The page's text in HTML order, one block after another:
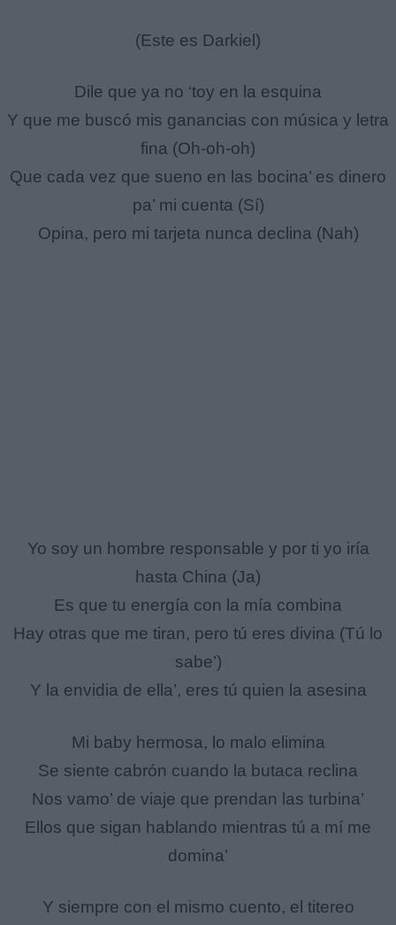
(Este es Darkiel)
Dile que ya no ‘toy en la esquina
Y que me buscó mis ganancias con música y letra
fina (Oh-oh-oh)
Que cada vez que sueno en las bocina’ es dinero
pa’ mi cuenta (Sí)
Opina, pero mi tarjeta nunca declina (Nah)
Yo soy un hombre responsable y por ti yo iría
hasta China (Ja)
Es que tu energía con la mía combina
Hay otras que me tiran, pero tú eres divina (Tú lo
sabe’)
Y la envidia de ella’, eres tú quien la asesina
Mi baby hermosa, lo malo elimina
Se siente cabrón cuando la butaca reclina
Nos vamo’ de viaje que prendan las turbina’
Ellos que sigan hablando mientras tú a mí me
domina’
Y siempre con el mismo cuento, el titereo